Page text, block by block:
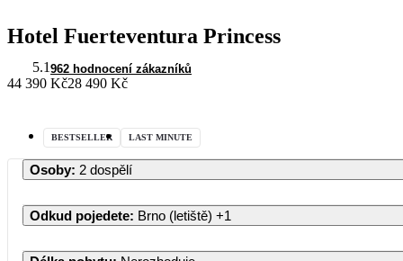
Hotel Fuerteventura Princess
5.1 962 hodnocení zákazníků
44 390 Kč28 490 Kč
BESTSELLER LAST MINUTE
Osoby: 2 dospělí
Odkud pojedete: Brno (letiště) +1